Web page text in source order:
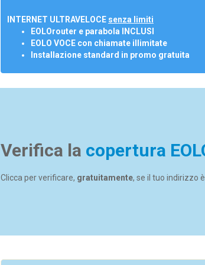
INTERNET ULTRAVELOCE senza limiti
EOLOrouter e parabola INCLUSI
EOLO VOCE con chiamate illimitate
Installazione standard in promo gratuita
Verifica la copertura
Clicca per verificare, gratuitamente, se il tuo indirizzo